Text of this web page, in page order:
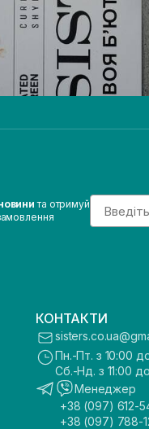
та отримуйEmail
КОНТАКТИ
Пн.-Пт. з 10:00
Сб.-Нд. з 11:00
Менеджер
+38 (097) 612-
+38 (097) 788-